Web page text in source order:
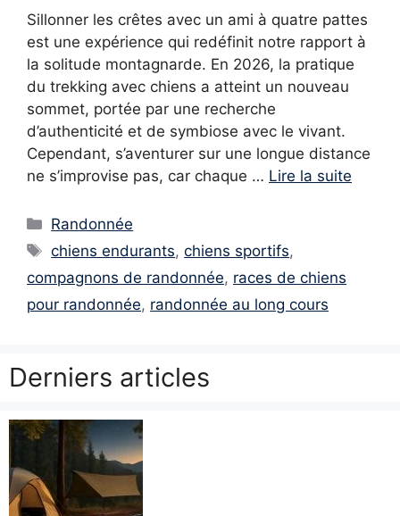
Sillonner les crêtes avec un ami à quatre pattes
est une expérience qui redéfinit notre rapport à
la solitude montagnarde. En 2026, la pratique
du trekking avec chiens a atteint un nouveau
sommet, portée par une recherche
d’authenticité et de symbiose avec le vivant.
Cependant, s’aventurer sur une longue distance
ne s’improvise pas, car chaque … Lire la suite
Catégories
Randonnée
Étiquettes
chiens endurants,chiens sportifs,
compagnons de randonnée, races de chiens
pour randonnée, randonnée au long cours
Derniers articles